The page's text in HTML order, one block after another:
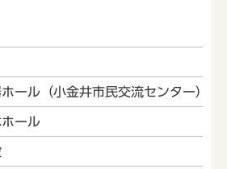
ール（小金井市民交流センター）
ール